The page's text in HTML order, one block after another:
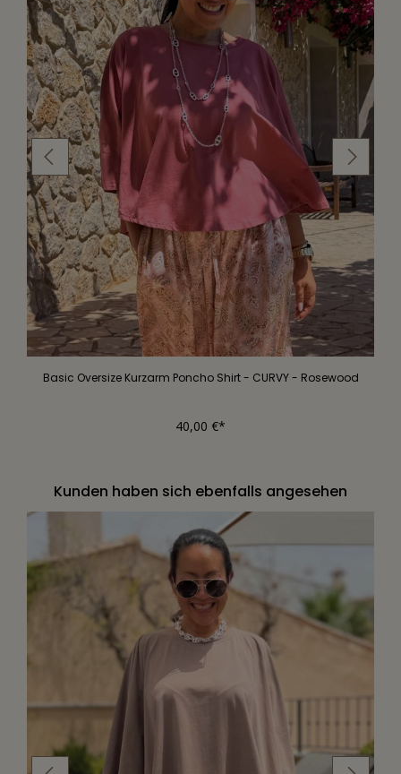
Basic Oversize Kurzarm Poncho Shirt - CURVY - Rosewood
40,00 €*
Kunden haben sich ebenfalls angesehen